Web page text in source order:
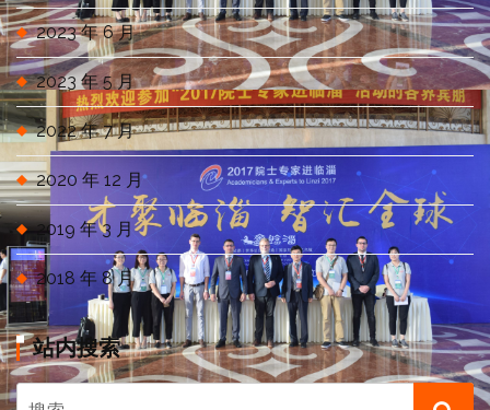
2023 年 6 月
2023 年 5 月
2022 年 7 月
2020 年 12 月
2019 年 3 月
2018 年 8 月
站内搜索